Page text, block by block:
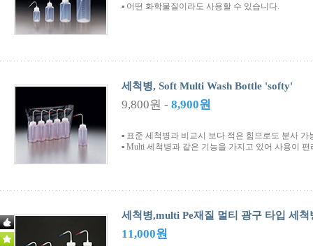
▪ 어떤 화학물질이라도 사용할 수 있습니다.
세척병, Soft Multi Wash Bottle 'softy'
9,800원 - 8,900원
▪ 표준 세척병과 비교시 보다 적은 힘으로도 분사 가
▪ Multi 세척병과 같은 기능을 가지고 있어 사용이 편
세척병,multi Pe재질 멀티 광구 타입 세척
11,000원